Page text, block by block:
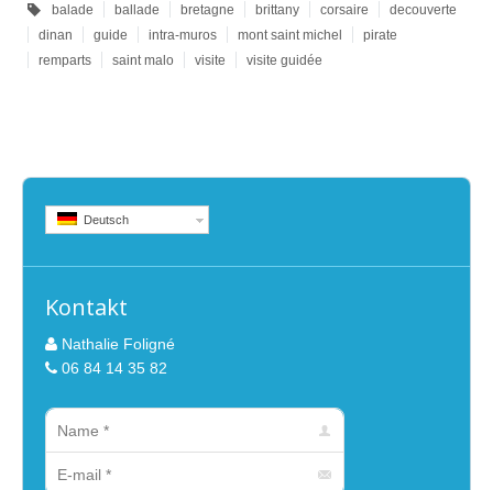
balade ballade bretagne brittany corsaire
decouverte
dinan
guide intra-muros mont saint michel
pirate
remparts
saint malo visite visite guidée
Deutsch
Kontakt
Nathalie Foligné
06 84 14 35 82
Name *